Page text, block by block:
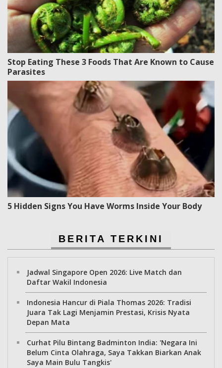
Stop Eating These 3 Foods That Are Known to Cause
Parasites
5 Hidden Signs You Have Worms Inside Your Body
BERITA TERKINI
Jadwal Singapore Open 2026: Live Match dan
Daftar Wakil Indonesia
Indonesia Hancur di Piala Thomas 2026: Tradisi
Juara Tak Lagi Menjamin Prestasi, Krisis Nyata
Depan Mata
Curhat Pilu Bintang Badminton India: 'Negara Ini
Belum Cinta Olahraga, Saya Takkan Biarkan Anak
Saya Main Bulu Tangkis'